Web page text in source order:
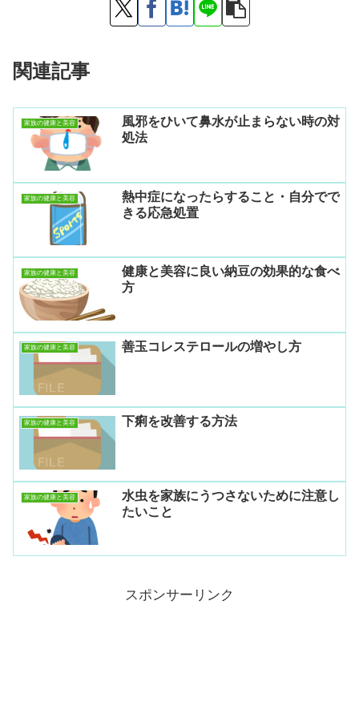
関連記事
家族の健康と美容
風邪をひいて鼻水が止まらない時の対
処法
家族の健康と美容
熱中症になったらすること・自分でで
きる応急処置
家族の健康と美容
健康と美容に良い納豆の効果的な食べ
方
家族の健康と美容 善玉コレステロールの増やし方
家族の健康と美容 下痢を改善する方法
家族の健康と美容
水虫を家族にうつさないために注意し
たいこと
スポンサーリンク